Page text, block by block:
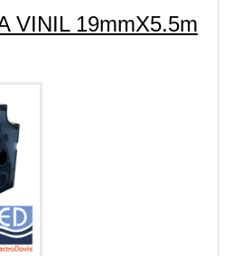
VINIL 19mmX5.5m